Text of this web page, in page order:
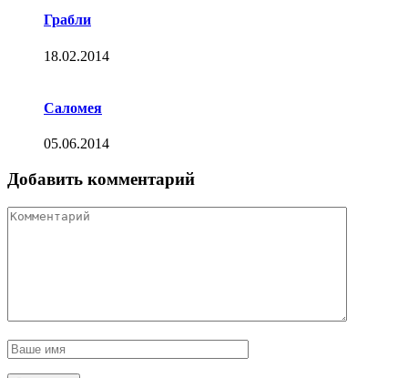
Грабли
18.02.2014
Саломея
05.06.2014
Добавить комментарий